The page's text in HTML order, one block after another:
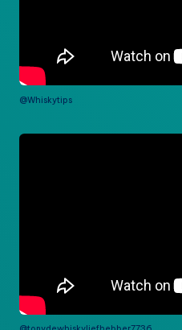
@Whiskytips